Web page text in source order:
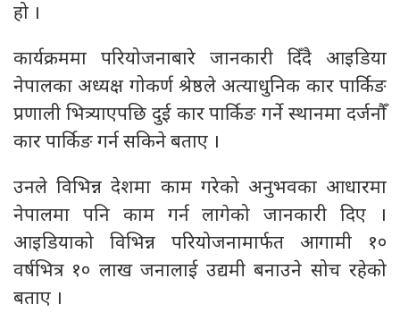
हो ।
कार्यक्रममा परियोजनाबारे जानकारी दिँदै आइडिया
नेपालका अध्यक्ष गोकर्ण श्रेष्ठले अत्याधुनिक कार पार्किङ
प्रणाली भित्र्याएपछि दुई कार पार्किङ गर्ने स्थानमा दर्जनौँ
कार पार्किङ गर्न सकिने बताए ।
उनले विभिन्न देशमा काम गरेको अनुभवका आधारमा
नेपालमा पनि काम गर्न लागेको जानकारी दिए ।
आइडियाको विभिन्न परियोजनामार्फत आगामी १०
वर्षभित्र १० लाख जनालाई उद्यमी बनाउने सोच रहेको
बताए ।